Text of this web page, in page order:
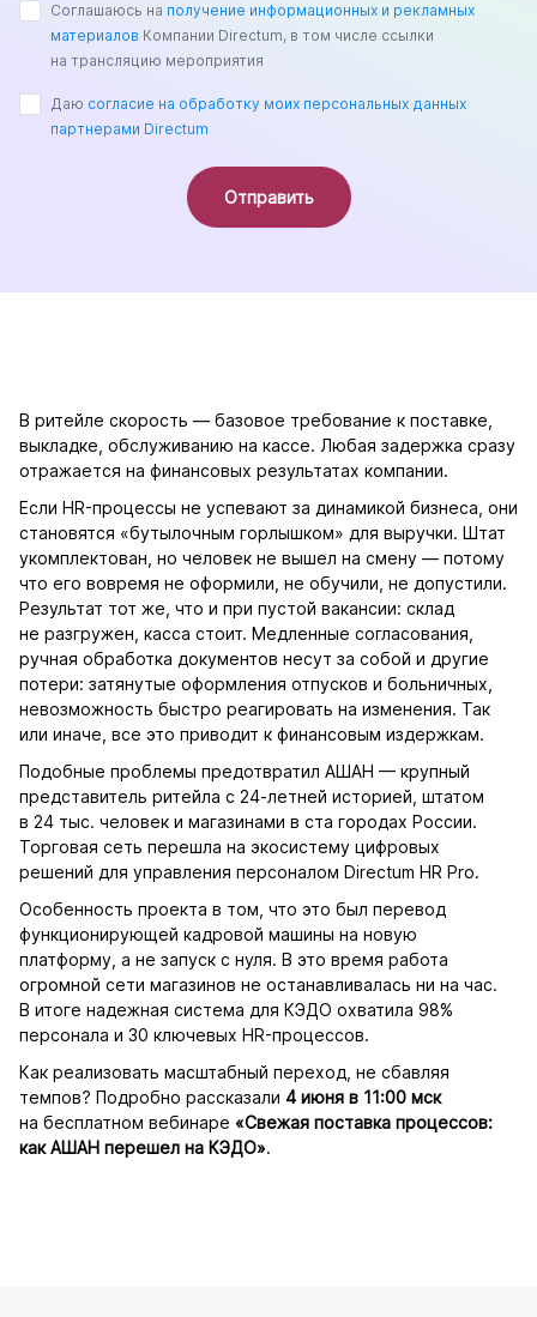
Соглашаюсь на получение информационных и рекламных
материалов Компании Directum, в том числе ссылки
на трансляцию мероприятия
Даю согласие на обработку моих персональных данных
партнерами Directum
Отправить
В ритейле скорость — базовое требование к поставке,
выкладке, обслуживанию на кассе. Любая задержка сразу
отражается на финансовых результатах компании.
Если HR-процессы не успевают за динамикой бизнеса, они
становятся «бутылочным горлышком» для выручки. Штат
укомплектован, но человек не вышел на смену — потому
что его вовремя не оформили, не обучили, не допустили.
Результат тот же, что и при пустой вакансии: склад
не разгружен, касса стоит. Медленные согласования,
ручная обработка документов несут за собой и другие
потери: затянутые оформления отпусков и больничных,
невозможность быстро реагировать на изменения. Так
или иначе, все это приводит к финансовым издержкам.
Подобные проблемы предотвратил АШАН — крупный
представитель ритейла с 24-летней историей, штатом
в 24 тыс. человек и магазинами в ста городах России.
Торговая сеть перешла на экосистему цифровых
решений для управления персоналом Directum HR Pro.
Особенность проекта в том, что это был перевод
функционирующей кадровой машины на новую
платформу, а не запуск с нуля. В это время работа
огромной сети магазинов не останавливалась ни на час.
В итоге надежная система для КЭДО охватила 98%
персонала и 30 ключевых HR-процессов.
Как реализовать масштабный переход, не сбавляя
темпов? Подробно рассказали 4 июня в 11:00 мск
на бесплатном вебинаре «Свежая поставка процессов:
как АШАН перешел на КЭДО».